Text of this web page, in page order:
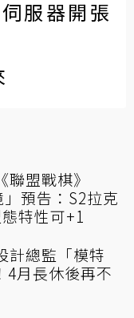
服器開張
盟戰棋》
預告：S2拉克
特性可+1
計總監「模特
4月長休後再不